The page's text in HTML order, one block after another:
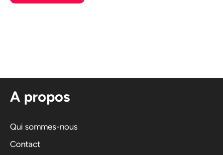
a
i
e
A propos
Qui sommes-nous
Contact